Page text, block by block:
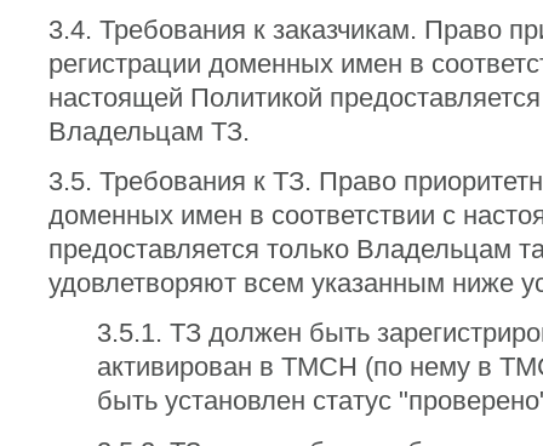
3.4. Требования к заказчикам. Право
регистрации доменных имен в
настоящей Политикой
Владельцам ТЗ.
3.5. Требования к ТЗ. Право
доменных имен в соответствии с
предоставляется только Владельцам
удовлетворяют всем указанным ниже
3.5.1. ТЗ должен быть
активирован в TMCH (по нему в
быть установлен статус